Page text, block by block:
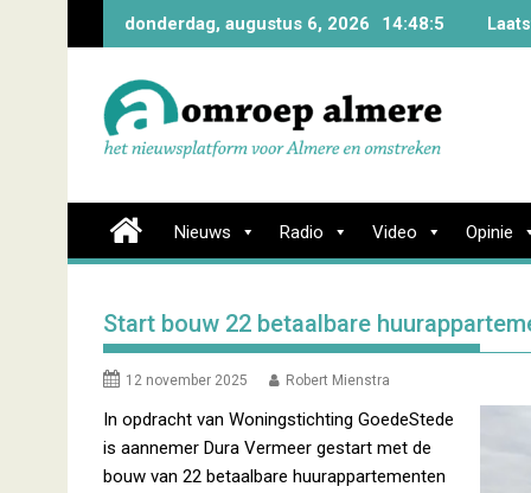
donderdag, augustus 6, 2026 14:48:6
Nieuws Radio Video Opinie
Start bouw 22 betaalbare
12 november 2025 Robert Mienstra
In opdracht van Woningstichting GoedeStede
is aannemer Dura Vermeer gestart met de
bouw van 22 betaalbare huurappartementen